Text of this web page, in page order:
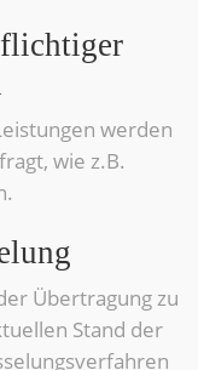
werden
wie z.B.
Übertragung zu
Stand der